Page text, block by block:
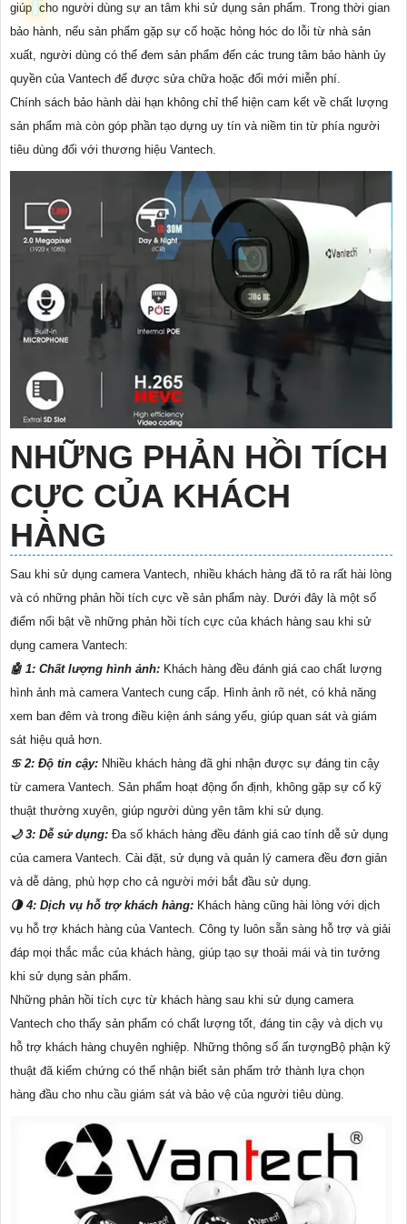
giúp cho người dùng sự an tâm khi sử dụng sản phẩm. Trong thời gian
bảo hành, nếu sản phẩm gặp sự cố hoặc hỏng hóc do lỗi từ nhà sản
xuất, người dùng có thể đem sản phẩm đến các trung tâm bảo hành ủy
quyền của Vantech để được sửa chữa hoặc đổi mới miễn phí.
Chính sách bảo hành dài hạn không chỉ thể hiện cam kết về chất lượng
sản phẩm mà còn góp phần tạo dựng uy tín và niềm tin từ phía người
tiêu dùng đối với thương hiệu Vantech.
NHỮNG PHẢN HỒI TÍCH
CỰC CỦA KHÁCH
HÀNG
Sau khi sử dụng camera Vantech, nhiều khách hàng đã tỏ ra rất hài lòng
và có những phản hồi tích cực về sản phẩm này. Dưới đây là một số
điểm nổi bật về những phản hồi tích cực của khách hàng sau khi sử
dụng camera Vantech:
🤖️ 1: Chất lượng hình ảnh: Khách hàng đều đánh giá cao chất lượng
hình ảnh mà camera Vantech cung cấp. Hình ảnh rõ nét, có khả năng
xem ban đêm và trong điều kiện ánh sáng yếu, giúp quan sát và giám
sát hiệu quả hơn.
♋ 2: Độ tin cậy: Nhiều khách hàng đã ghi nhận được sự đáng tin cậy
từ camera Vantech. Sản phẩm hoạt động ổn định, không gặp sự cố kỹ
thuật thường xuyên, giúp người dùng yên tâm khi sử dụng.
🌙 3: Dễ sử dụng: Đa số khách hàng đều đánh giá cao tính dễ sử dụng
của camera Vantech. Cài đặt, sử dụng và quản lý camera đều đơn giản
và dễ dàng, phù hợp cho cả người mới bắt đầu sử dụng.
🌗 4: Dịch vụ hỗ trợ khách hàng: Khách hàng cũng hài lòng với dịch
vụ hỗ trợ khách hàng của Vantech. Công ty luôn sẵn sàng hỗ trợ và giải
đáp mọi thắc mắc của khách hàng, giúp tạo sự thoải mái và tin tưởng
khi sử dụng sản phẩm.
Những phản hồi tích cực từ khách hàng sau khi sử dụng camera
Vantech cho thấy sản phẩm có chất lượng tốt, đáng tin cậy và dịch vụ
hỗ trợ khách hàng chuyên nghiệp. Những thông số ấn tượngBộ phận kỹ
thuật đã kiểm chứng có thể nhận biết sản phẩm trở thành lựa chọn
hàng đầu cho nhu cầu giám sát và bảo vệ của người tiêu dùng.